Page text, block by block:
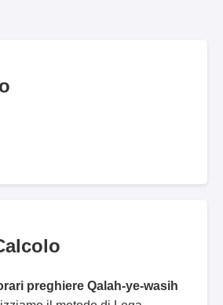
preghiere Qalah-ye-wasih